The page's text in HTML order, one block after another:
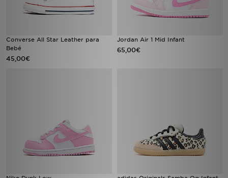
Converse All Star Leather para
Bebé
45,00€
Jordan Air 1 Mid Infant
65,00€